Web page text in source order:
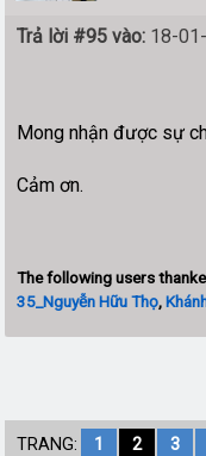
Trả lời #95 vào: 18-
Mong nhận được sự
Cảm ơn.
The following users
35_Nguyễn Hữu Thọ,
TRANG: 1 2 3